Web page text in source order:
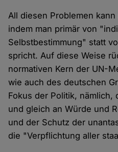
All diesen Problemen
indem man primär von
Selbstbestimmung" statt
spricht. Auf diese Weise
normativen Kern der UN-
wie auch des deutschen
Fokus der Politik,
und gleich an Würde und
und der Schutz der
die "Verpflichtung aller